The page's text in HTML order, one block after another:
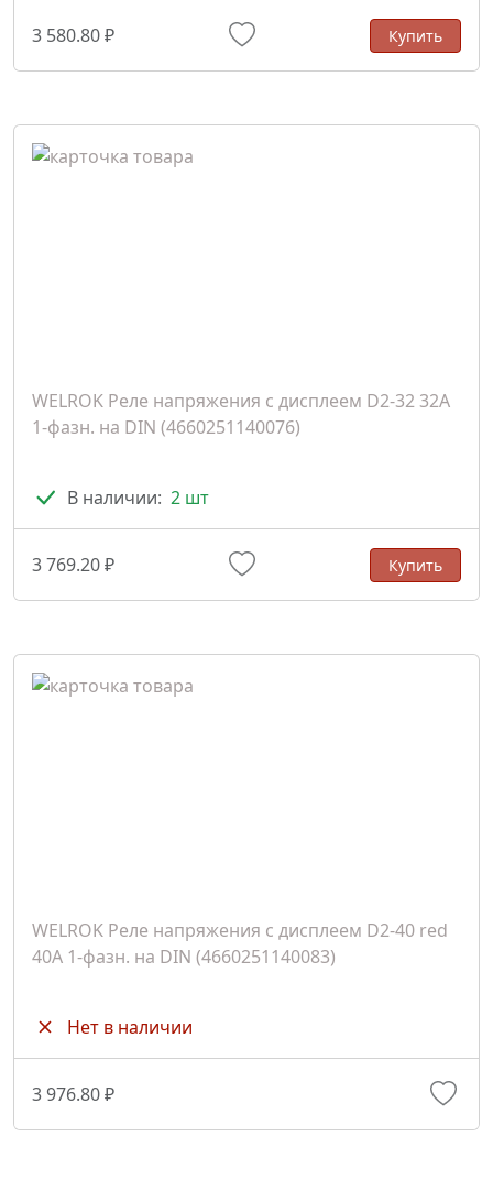
3 580.80 ₽ Купить
WELROK Реле напряжения с дисплеем D2-32 32A
1-фазн. на DIN (4660251140076)
В наличии: 2 шт
3 769.20 ₽ Купить
WELROK Реле напряжения с дисплеем D2-40 red
40A 1-фазн. на DIN (4660251140083)
Нет в наличии
3 976.80 ₽